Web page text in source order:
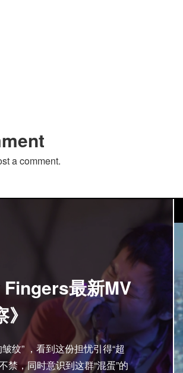
a comment.
最新MV
纹” ，看到这份担忧引得“超
禁，同时意识到这群“混蛋”的